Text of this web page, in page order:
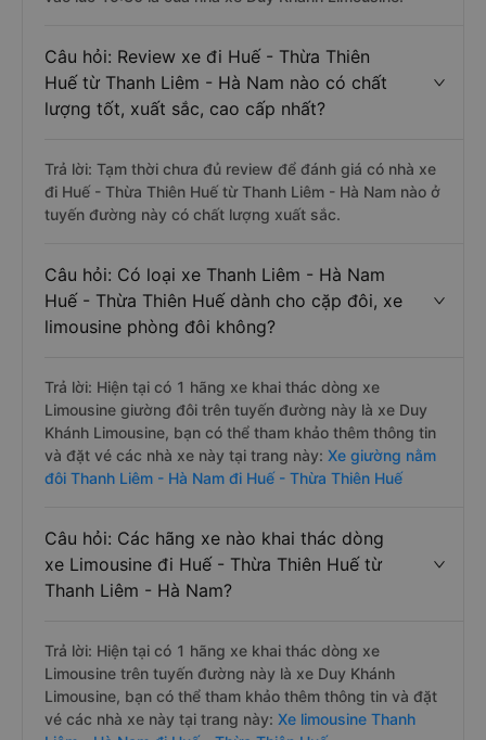
Câu hỏi: Review xe đi Huế - Thừa Thiên
Huế từ Thanh Liêm - Hà Nam nào có chất
lượng tốt, xuất sắc, cao cấp nhất?
Trả lời: Tạm thời chưa đủ review để đánh giá có nhà xe
đi Huế - Thừa Thiên Huế từ Thanh Liêm - Hà Nam nào ở
tuyến đường này có chất lượng xuất sắc.
Câu hỏi: Có loại xe Thanh Liêm - Hà Nam
Huế - Thừa Thiên Huế dành cho cặp đôi, xe
limousine phòng đôi không?
Trả lời: Hiện tại có 1 hãng xe khai thác dòng xe
Limousine giường đôi trên tuyến đường này là xe Duy
Khánh Limousine, bạn có thể tham khảo thêm thông tin
và đặt vé các nhà xe này tại trang này: Xe giường nằm
đôi Thanh Liêm - Hà Nam đi Huế - Thừa Thiên Huế
Câu hỏi: Các hãng xe nào khai thác dòng
xe Limousine đi Huế - Thừa Thiên Huế từ
Thanh Liêm - Hà Nam?
Trả lời: Hiện tại có 1 hãng xe khai thác dòng xe
Limousine trên tuyến đường này là xe Duy Khánh
Limousine, bạn có thể tham khảo thêm thông tin và đặt
vé các nhà xe này tại trang này: Xe limousine Thanh